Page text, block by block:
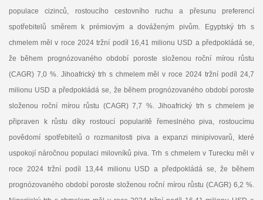
populace cizinců, rostoucího cestovního ruchu a přesunu preferencí
spotřebitelů směrem k prémiovým a dováženým pivům. Egyptský trh s
chmelem měl v roce 2024 tržní podíl 16,41 milionu USD a předpokládá se,
že během prognózovaného období poroste složenou roční mírou růstu
(CAGR) 7,0 %. Jihoafrický trh s chmelem měl v roce 2024 tržní podíl 24,7
milionu USD a předpokládá se, že během prognózovaného období poroste
složenou roční mírou růstu (CAGR) 7,7 %. Jihoafrický trh s chmelem je
připraven k růstu díky rostoucí popularitě řemeslného piva, rostoucímu
povědomí spotřebitelů o rozmanitosti piva a expanzi minipivovarů, které
uspokojí náročnou populaci milovníků piva. Trh s chmelem v Turecku měl v
roce 2024 tržní podíl 13,44 milionu USD a předpokládá se, že během
prognózovaného období poroste složenou roční mírou růstu (CAGR) 6,2 %.